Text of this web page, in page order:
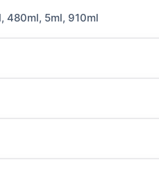
480ml, 5ml, 910ml